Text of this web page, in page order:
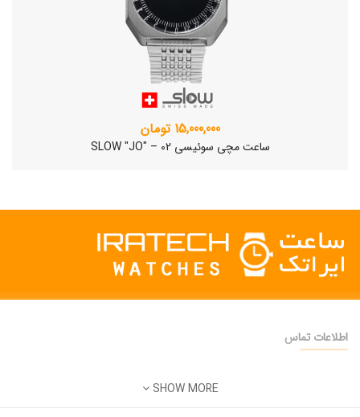
15,000,000 تومان
ساعت مچی سوئیسی SLOW "JO" – 02
ساعت مچی سوئیسی SLOW "AM/PM" – 01..
اطلاعات تماس
SHOW MORE